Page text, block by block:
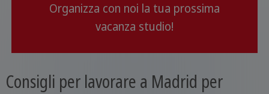
Organizza con noi la tua prossima
vacanza studio!
Consigli per lavorare a Madrid per